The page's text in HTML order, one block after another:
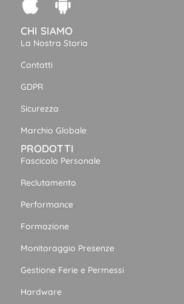
CHI SIAMO
La Nostra Storia
Contatti
GDPR
Sicurezza
Marchio Globale
PRODOTTI
Fascicolo Personale
Reclutamento
Performance
Formazione
Monitoraggio Presenze
Gestione Ferie e Permessi
Hardware